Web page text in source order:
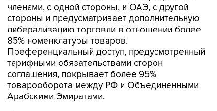
членами, с одной стороны, и ОАЭ, с другой
стороны и предусматривает дополнительную
либерализацию торговли в отношении более
85% номенклатуры товаров.
Преференциальный доступ, предусмотренный
тарифными обязательствами сторон
соглашения, покрывает более 95%
товарооборота между РФ и Объединенными
Арабскими Эмиратами.